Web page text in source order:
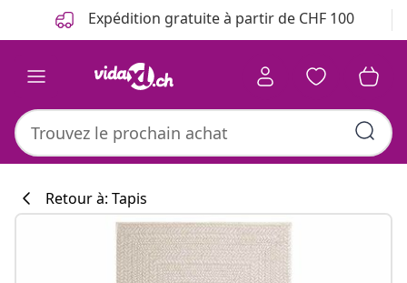
Précédent Expédition gratuite à partir de CHF 100
Retour à: Tapis